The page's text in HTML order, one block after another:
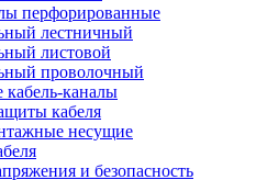
перфорированные
лестничный
листовой
проволочный
кабель-каналы
кабеля
несущие
и безопасность